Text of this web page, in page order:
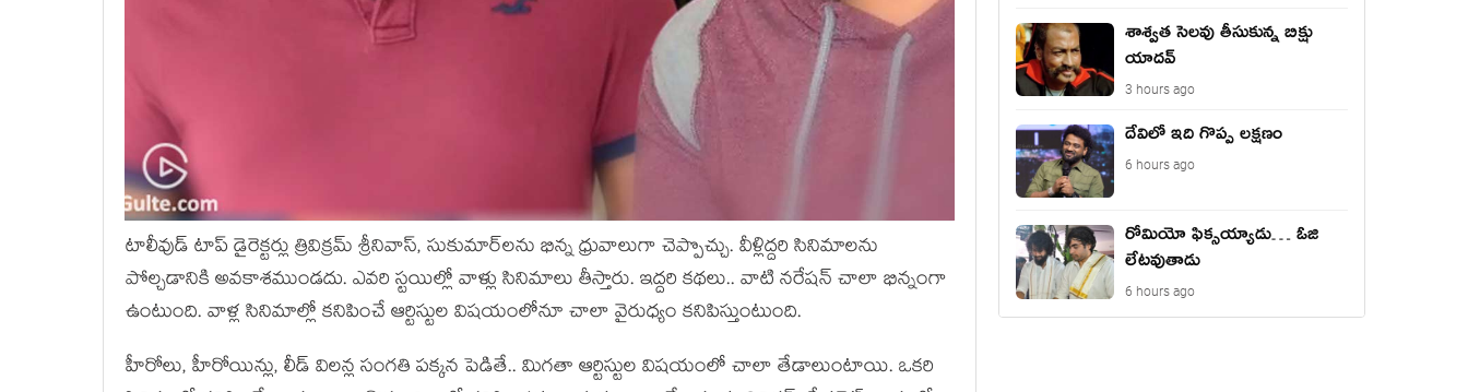
టాలీవుడ్ టాప్ డైరెక్టర్లు త్రివిక్రమ్ శ్రీనివాస్, సుకుమార్‌లను భిన్న ధ్రువాలుగా చెప్పొచ్చు. వీళ్లిద్దరి సినిమాలను
పోల్చడానికి అవకాశముండదు. ఎవరి స్టయిల్లో వాళ్లు సినిమాలు తీస్తారు. ఇద్దరి కథలు.. వాటి నరేషన్ చాలా భిన్నంగా
ఉంటుంది. వాళ్ల సినిమాల్లో కనిపించే ఆర్టిస్టుల విషయంలోనూ చాలా వైరుధ్యం కనిపిస్తుంటుంది.
హీరోలు, హీరోయిన్లు, లీడ్ విలన్ల సంగతి పక్కన పెడితే.. మిగతా ఆర్టిస్టుల విషయంలో చాలా తేడాలుంటాయి. ఒకరి
శాశ్వత సెలవు తీసుకున్న బిక్షు
యాదవ్
3 hours ago
దేవిలో ఇది గొప్ప లక్షణం
6 hours ago
రోమియో ఫిక్సయ్యాడు… ఓజి
లేటవుతాడు
6 hours ago